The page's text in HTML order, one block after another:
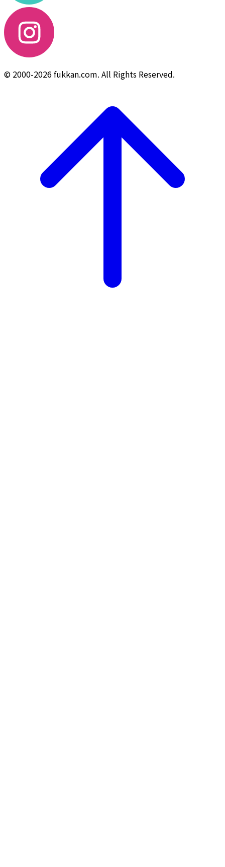
© 2000-2026 fukkan.com. All Rights Reserved.